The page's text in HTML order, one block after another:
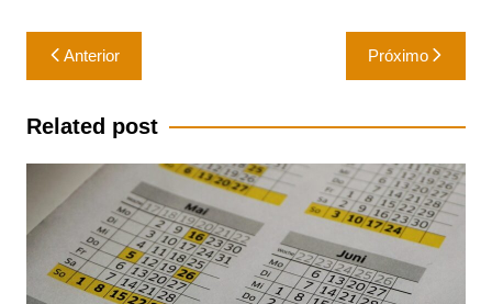
Navegação
de
Post
Anterior Próximo
Related post